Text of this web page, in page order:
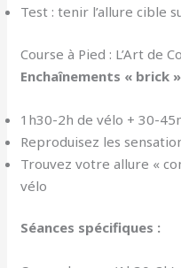
Test : tenir l’allure cible
Course à Pied : L’Art de
Enchaînements « brick
1h30-2h de vélo + 30-
Reproduisez les
Trouvez votre allure «
vélo
Séances spécifiques :